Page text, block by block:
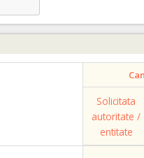
Solicitata
autoritate /
entitate